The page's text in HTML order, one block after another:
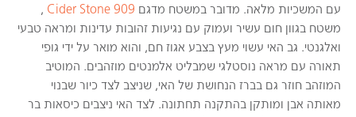
עם המשכיות מלאה. מדובר במשטח מדגם Cider Stone 909
,
משטח בגוון חום עשיר ועמוק עם נגיעות זהובות עדינות ומראה טבעי
ואלגנטי. גב האי עשוי מעץ בצבע אגוז חם, והוא מואר על ידי גופי
תאורה עם מראה נוסטלגי שמבליט אלמנטים מוזהבים. המוטיב
המוזהב חוזר גם בברז הנחושת של האי, שניצב לצד כיור שבנוי
מאותה אבן ומותקן בהתקנה תחתונה. לצד האי ניצבים כיסאות בר